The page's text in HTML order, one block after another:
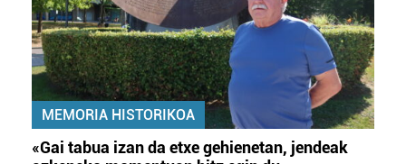
MEMORIA HISTORIKOA
«Gai tabua izan da etxe gehienetan, jendeak